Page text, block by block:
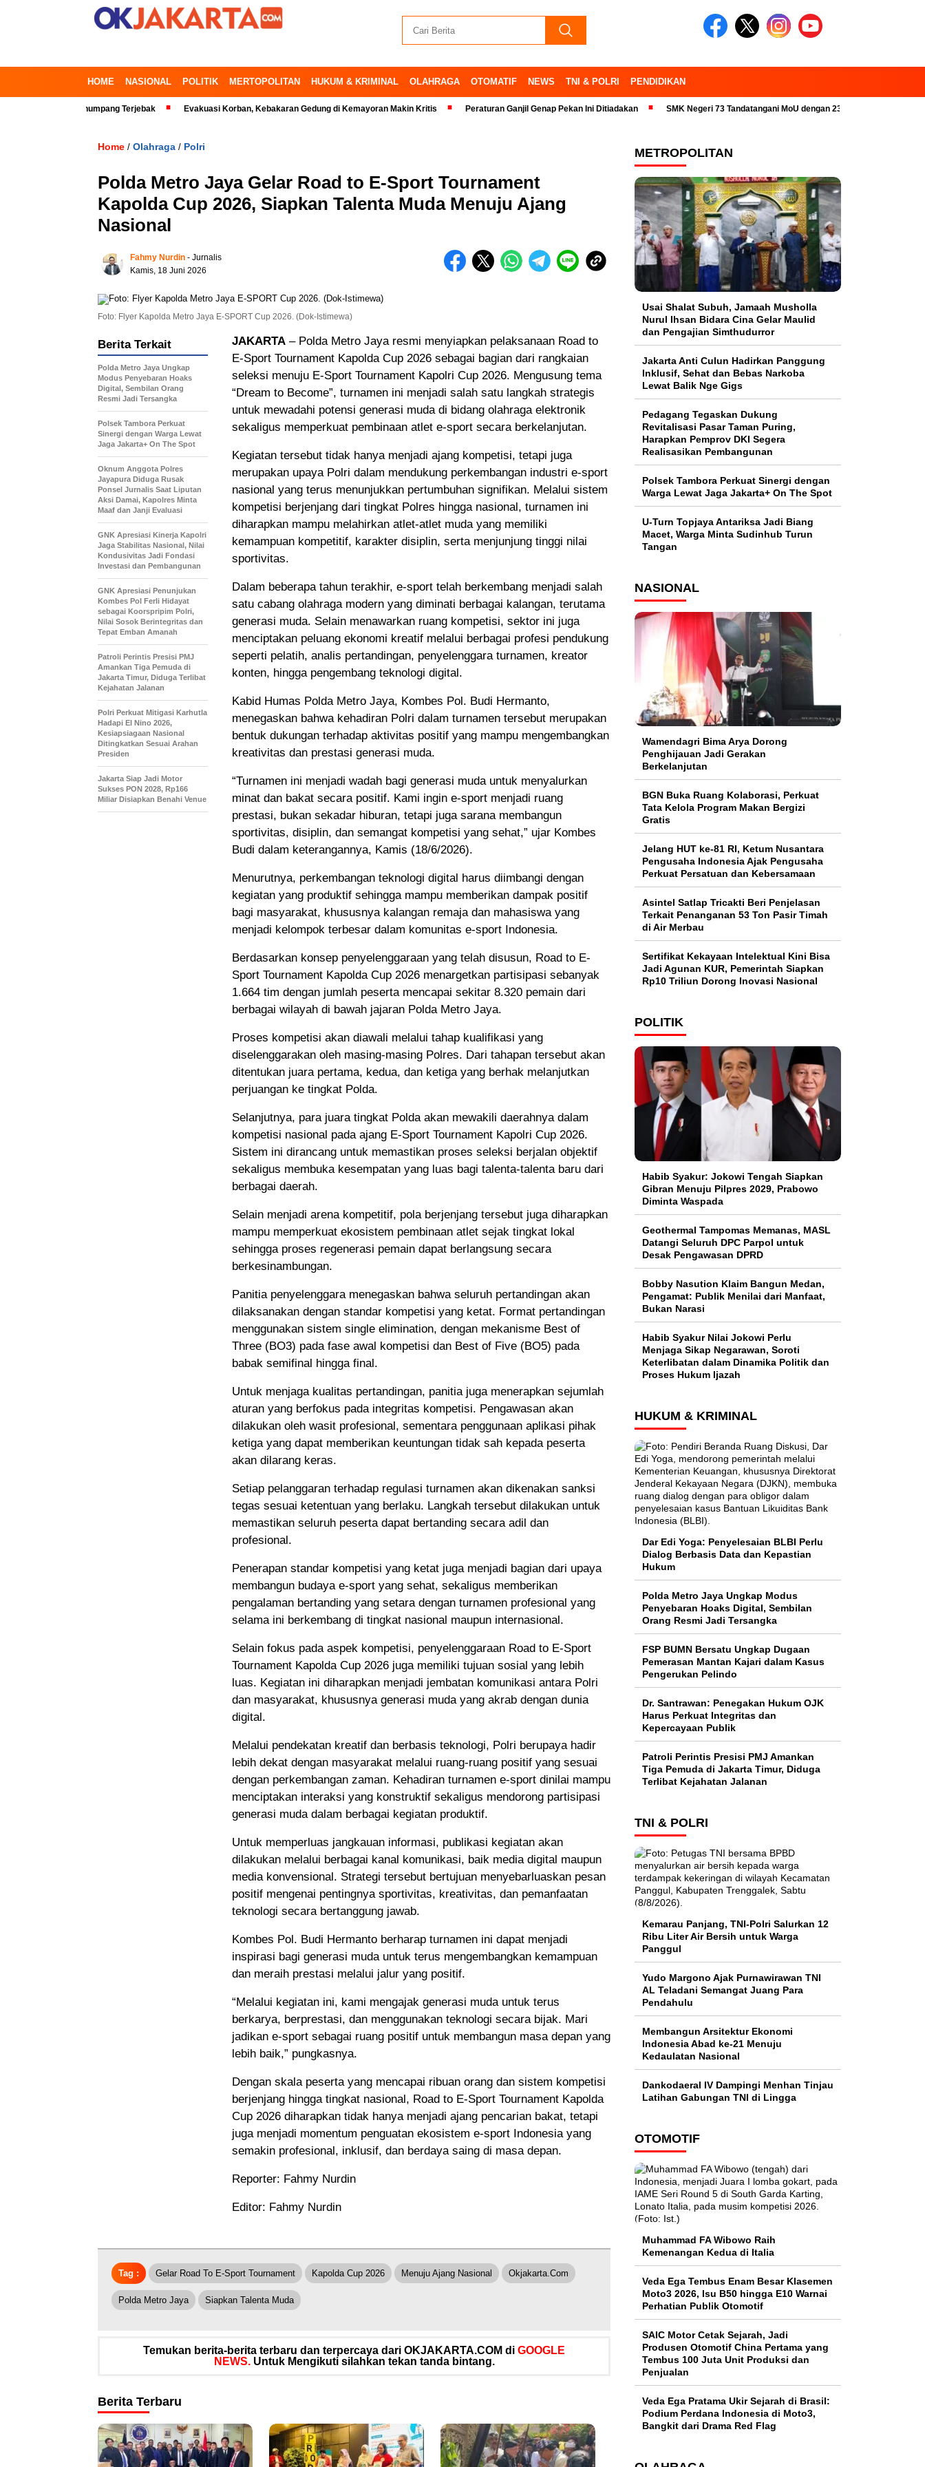
HOME NASIONAL POLITIK MERTOPOLITAN HUKUM & KRIMINAL OLAHRAGA OTOMATIF NEWS TNI & POLRI PENDIDIKAN
Timur, Penumpang Terjebak Evakuasi Korban, Kebakaran Gedung di Kemayoran Makin Kritis Peraturan Ganjil Genap Pekan Ini Ditiadakan SMK Negeri 73 Tandatangani MoU dengan 23 Industri Pariwisata dan
Home / Olahraga / Polri
Polda Metro Jaya Gelar Road to E-Sport Tournament
Kapolda Cup 2026, Siapkan Talenta Muda Menuju Ajang
Nasional
Fahmy Nurdin - Jurnalis
Kamis, 18 Juni 2026
Foto: Flyer Kapolda Metro Jaya E-SPORT Cup 2026. (Dok-Istimewa)
JAKARTA – Polda Metro Jaya resmi menyiapkan pelaksanaan Road to
E-Sport Tournament Kapolda Cup 2026 sebagai bagian dari rangkaian
seleksi menuju E-Sport Tournament Kapolri Cup 2026. Mengusung tema
“Dream to Become”, turnamen ini menjadi salah satu langkah strategis
untuk mewadahi potensi generasi muda di bidang olahraga elektronik
sekaligus memperkuat pembinaan atlet e-sport secara berkelanjutan.
Kegiatan tersebut tidak hanya menjadi ajang kompetisi, tetapi juga
merupakan upaya Polri dalam mendukung perkembangan industri e-sport
nasional yang terus menunjukkan pertumbuhan signifikan. Melalui sistem
kompetisi berjenjang dari tingkat Polres hingga nasional, turnamen ini
diharapkan mampu melahirkan atlet-atlet muda yang memiliki
kemampuan kompetitif, karakter disiplin, serta menjunjung tinggi nilai
sportivitas.
Dalam beberapa tahun terakhir, e-sport telah berkembang menjadi salah
satu cabang olahraga modern yang diminati berbagai kalangan, terutama
generasi muda. Selain menawarkan ruang kompetisi, sektor ini juga
menciptakan peluang ekonomi kreatif melalui berbagai profesi pendukung
seperti pelatih, analis pertandingan, penyelenggara turnamen, kreator
konten, hingga pengembang teknologi digital.
Kabid Humas Polda Metro Jaya, Kombes Pol. Budi Hermanto,
menegaskan bahwa kehadiran Polri dalam turnamen tersebut merupakan
bentuk dukungan terhadap aktivitas positif yang mampu mengembangkan
kreativitas dan prestasi generasi muda.
“Turnamen ini menjadi wadah bagi generasi muda untuk menyalurkan
minat dan bakat secara positif. Kami ingin e-sport menjadi ruang
prestasi, bukan sekadar hiburan, tetapi juga sarana membangun
sportivitas, disiplin, dan semangat kompetisi yang sehat,” ujar Kombes
Budi dalam keterangannya, Kamis (18/6/2026).
Menurutnya, perkembangan teknologi digital harus diimbangi dengan
kegiatan yang produktif sehingga mampu memberikan dampak positif
bagi masyarakat, khususnya kalangan remaja dan mahasiswa yang
menjadi kelompok terbesar dalam komunitas e-sport Indonesia.
Berdasarkan konsep penyelenggaraan yang telah disusun, Road to E-
Sport Tournament Kapolda Cup 2026 menargetkan partisipasi sebanyak
1.664 tim dengan jumlah peserta mencapai sekitar 8.320 pemain dari
berbagai wilayah di bawah jajaran Polda Metro Jaya.
Proses kompetisi akan diawali melalui tahap kualifikasi yang
diselenggarakan oleh masing-masing Polres. Dari tahapan tersebut akan
ditentukan juara pertama, kedua, dan ketiga yang berhak melanjutkan
perjuangan ke tingkat Polda.
Selanjutnya, para juara tingkat Polda akan mewakili daerahnya dalam
kompetisi nasional pada ajang E-Sport Tournament Kapolri Cup 2026.
Sistem ini dirancang untuk memastikan proses seleksi berjalan objektif
sekaligus membuka kesempatan yang luas bagi talenta-talenta baru dari
berbagai daerah.
Selain menjadi arena kompetitif, pola berjenjang tersebut juga diharapkan
mampu memperkuat ekosistem pembinaan atlet sejak tingkat lokal
sehingga proses regenerasi pemain dapat berlangsung secara
berkesinambungan.
Panitia penyelenggara menegaskan bahwa seluruh pertandingan akan
dilaksanakan dengan standar kompetisi yang ketat. Format pertandingan
menggunakan sistem single elimination, dengan mekanisme Best of
Three (BO3) pada fase awal kompetisi dan Best of Five (BO5) pada
babak semifinal hingga final.
Untuk menjaga kualitas pertandingan, panitia juga menerapkan sejumlah
aturan yang berfokus pada integritas kompetisi. Pengawasan akan
dilakukan oleh wasit profesional, sementara penggunaan aplikasi pihak
ketiga yang dapat memberikan keuntungan tidak sah kepada peserta
akan dilarang keras.
Setiap pelanggaran terhadap regulasi turnamen akan dikenakan sanksi
tegas sesuai ketentuan yang berlaku. Langkah tersebut dilakukan untuk
memastikan seluruh peserta dapat bertanding secara adil dan
profesional.
Penerapan standar kompetisi yang ketat juga menjadi bagian dari upaya
membangun budaya e-sport yang sehat, sekaligus memberikan
pengalaman bertanding yang setara dengan turnamen profesional yang
selama ini berkembang di tingkat nasional maupun internasional.
Selain fokus pada aspek kompetisi, penyelenggaraan Road to E-Sport
Tournament Kapolda Cup 2026 juga memiliki tujuan sosial yang lebih
luas. Kegiatan ini diharapkan menjadi jembatan komunikasi antara Polri
dan masyarakat, khususnya generasi muda yang akrab dengan dunia
digital.
Melalui pendekatan kreatif dan berbasis teknologi, Polri berupaya hadir
lebih dekat dengan masyarakat melalui ruang-ruang positif yang sesuai
dengan perkembangan zaman. Kehadiran turnamen e-sport dinilai mampu
menciptakan interaksi yang konstruktif sekaligus mendorong partisipasi
generasi muda dalam berbagai kegiatan produktif.
Untuk memperluas jangkauan informasi, publikasi kegiatan akan
dilakukan melalui berbagai kanal komunikasi, baik media digital maupun
media konvensional. Strategi tersebut bertujuan menyebarluaskan pesan
positif mengenai pentingnya sportivitas, kreativitas, dan pemanfaatan
teknologi secara bertanggung jawab.
Kombes Pol. Budi Hermanto berharap turnamen ini dapat menjadi
inspirasi bagi generasi muda untuk terus mengembangkan kemampuan
dan meraih prestasi melalui jalur yang positif.
“Melalui kegiatan ini, kami mengajak generasi muda untuk terus
berkarya, berprestasi, dan menggunakan teknologi secara bijak. Mari
jadikan e-sport sebagai ruang positif untuk membangun masa depan yang
lebih baik,” pungkasnya.
Dengan skala peserta yang mencapai ribuan orang dan sistem kompetisi
berjenjang hingga tingkat nasional, Road to E-Sport Tournament Kapolda
Cup 2026 diharapkan tidak hanya menjadi ajang pencarian bakat, tetapi
juga menjadi momentum penguatan ekosistem e-sport Indonesia yang
semakin profesional, inklusif, dan berdaya saing di masa depan.
Reporter: Fahmy Nurdin
Editor: Fahmy Nurdin
Berita Terkait
Polda Metro Jaya Ungkap
Modus Penyebaran Hoaks
Digital, Sembilan Orang
Resmi Jadi Tersangka
Polsek Tambora Perkuat
Sinergi dengan Warga Lewat
Jaga Jakarta+ On The Spot
Oknum Anggota Polres
Jayapura Diduga Rusak
Ponsel Jurnalis Saat Liputan
Aksi Damai, Kapolres Minta
Maaf dan Janji Evaluasi
GNK Apresiasi Kinerja Kapolri
Jaga Stabilitas Nasional, Nilai
Kondusivitas Jadi Fondasi
Investasi dan Pembangunan
GNK Apresiasi Penunjukan
Kombes Pol Ferli Hidayat
sebagai Koorspripim Polri,
Nilai Sosok Berintegritas dan
Tepat Emban Amanah
Patroli Perintis Presisi PMJ
Amankan Tiga Pemuda di
Jakarta Timur, Diduga Terlibat
Kejahatan Jalanan
Polri Perkuat Mitigasi Karhutla
Hadapi El Nino 2026,
Kesiapsiagaan Nasional
Ditingkatkan Sesuai Arahan
Presiden
Jakarta Siap Jadi Motor
Sukses PON 2028, Rp166
Miliar Disiapkan Benahi Venue
Tag : Gelar Road To E-Sport Tournament Kapolda Cup 2026 Menuju Ajang Nasional Okjakarta.com
Polda Metro Jaya Siapkan Talenta Muda
Temukan berita-berita terbaru dan terpercaya dari OKJAKARTA.COM di GOOGLE
NEWS. Untuk Mengikuti silahkan tekan tanda bintang.
Berita Terbaru
METROPOLITAN
Usai Shalat Subuh, Jamaah Musholla
Nurul Ihsan Bidara Cina Gelar Maulid
dan Pengajian Simthudurror
Jakarta Anti Culun Hadirkan Panggung
Inklusif, Sehat dan Bebas Narkoba
Lewat Balik Nge Gigs
Pedagang Tegaskan Dukung
Revitalisasi Pasar Taman Puring,
Harapkan Pemprov DKI Segera
Realisasikan Pembangunan
Polsek Tambora Perkuat Sinergi dengan
Warga Lewat Jaga Jakarta+ On The Spot
U-Turn Topjaya Antariksa Jadi Biang
Macet, Warga Minta Sudinhub Turun
Tangan
NASIONAL
Wamendagri Bima Arya Dorong
Penghijauan Jadi Gerakan
Berkelanjutan
BGN Buka Ruang Kolaborasi, Perkuat
Tata Kelola Program Makan Bergizi
Gratis
Jelang HUT ke-81 RI, Ketum Nusantara
Pengusaha Indonesia Ajak Pengusaha
Perkuat Persatuan dan Kebersamaan
Asintel Satlap Tricakti Beri Penjelasan
Terkait Penanganan 53 Ton Pasir Timah
di Air Merbau
Sertifikat Kekayaan Intelektual Kini Bisa
Jadi Agunan KUR, Pemerintah Siapkan
Rp10 Triliun Dorong Inovasi Nasional
POLITIK
Habib Syakur: Jokowi Tengah Siapkan
Gibran Menuju Pilpres 2029, Prabowo
Diminta Waspada
Geothermal Tampomas Memanas, MASL
Datangi Seluruh DPC Parpol untuk
Desak Pengawasan DPRD
Bobby Nasution Klaim Bangun Medan,
Pengamat: Publik Menilai dari Manfaat,
Bukan Narasi
Habib Syakur Nilai Jokowi Perlu
Menjaga Sikap Negarawan, Soroti
Keterlibatan dalam Dinamika Politik dan
Proses Hukum Ijazah
HUKUM & KRIMINAL
Dar Edi Yoga: Penyelesaian BLBI Perlu
Dialog Berbasis Data dan Kepastian
Hukum
Polda Metro Jaya Ungkap Modus
Penyebaran Hoaks Digital, Sembilan
Orang Resmi Jadi Tersangka
FSP BUMN Bersatu Ungkap Dugaan
Pemerasan Mantan Kajari dalam Kasus
Pengerukan Pelindo
Dr. Santrawan: Penegakan Hukum OJK
Harus Perkuat Integritas dan
Kepercayaan Publik
Patroli Perintis Presisi PMJ Amankan
Tiga Pemuda di Jakarta Timur, Diduga
Terlibat Kejahatan Jalanan
TNI & POLRI
Kemarau Panjang, TNI-Polri Salurkan 12
Ribu Liter Air Bersih untuk Warga
Panggul
Yudo Margono Ajak Purnawirawan TNI
AL Teladani Semangat Juang Para
Pendahulu
Membangun Arsitektur Ekonomi
Indonesia Abad ke-21 Menuju
Kedaulatan Nasional
Dankodaeral IV Dampingi Menhan Tinjau
Latihan Gabungan TNI di Lingga
OTOMOTIF
Muhammad FA Wibowo Raih
Kemenangan Kedua di Italia
Veda Ega Tembus Enam Besar Klasemen
Moto3 2026, Isu B50 hingga E10 Warnai
Perhatian Publik Otomotif
SAIC Motor Cetak Sejarah, Jadi
Produsen Otomotif China Pertama yang
Tembus 100 Juta Unit Produksi dan
Penjualan
Veda Ega Pratama Ukir Sejarah di Brasil:
Podium Perdana Indonesia di Moto3,
Bangkit dari Drama Red Flag